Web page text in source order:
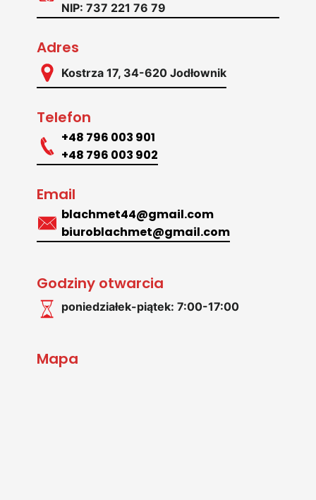
NIP: 737 221 76 79
Adres
Kostrza 17, 34-620 Jodłownik
Telefon
+48 796 003 901
+48 796 003 902
Email
blachmet44@gmail.com
biuroblachmet@gmail.com
Godziny otwarcia
poniedziałek-piątek: 7:00-17:00
Mapa